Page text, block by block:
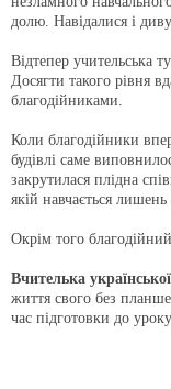
долю. Навідалися і
Відтепер учительська
Досягти такого рівня
благодійниками.
Коли благодійники
будівлі саме
закрутилася плідна
якій навчається
Окрім того
Вчителька
життя свого без
час підготовки до